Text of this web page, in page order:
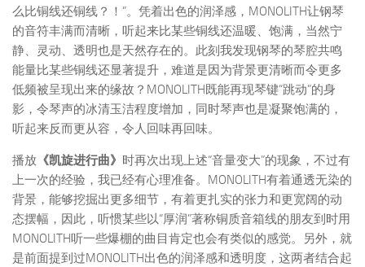
么比铜线还铜线？！”。凭着出色的润泽感，MONOLITH让钢琴
的音符丰满而清晰，听起来比某些铜线还温暖、饱满，当然宁
静、灵动、透明也是天然存在的。此刻我发现钢琴的琴腔共鸣
能量比某些铜线还显著提升，难道是因为背景更清晰而令更多
低频被呈现出来的缘故？MONOLITH既能再现琴键“跳动”的身
影，令琴声的冰清玉洁程度增加，同时琴声也是凝聚饱满的，
听起来反而更从容，令人回味再回味。
播放 《凯旋进行曲》 时再次出现上述“音量变大”的现象，不过有
上一次的经验，我已经有心理准备。MONOLITH有着通透无染的
背景，能够挖掘出更多细节，有着更扎实的张力和更宽阔的动
态摆幅，因此，听惯某些以“厚润”著称铜质音箱线的朋友到时用
MONOLITH听一些爆棚的曲目肯定也会有类似的感觉。另外，就
是前面提到过MONOLITH出色的润泽感和透明度，这两者结合起